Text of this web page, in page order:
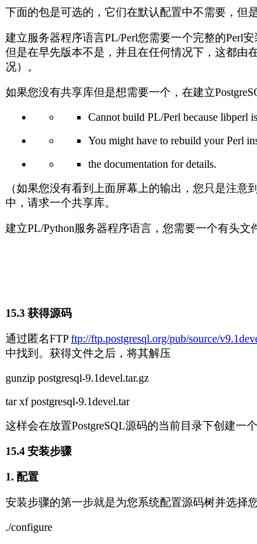
下面的包是可选的，它们在默认配置中不需要，但
建立服务器程序语言PL/Perl您需要一个完整的Perl
但是在早先版本不是，并且在任何情况下，这都由
况）。
如果您没有共享库但是想需要一个，在建立
Cannot build PL/Perl because libperl
You might have to rebuild your Perl
the documentation for details.
（如果您没有看到上面屏幕上的输出，您只是注意
中，请求一个共享库。
建立PL/Python服务器程序语言，您需要一个有头文
15.3 获得源码
通过匿名FTPftp://ftp.postgresql.org/pub/source/
中找到。获得文件之后，将其解压
gunzip postgresql-9.1devel.tar.gz
tar xf postgresql-9.1devel.tar
这样会在放置PostgreSQL源码的当前目录下创建一
15.4 安装步骤
1. 配置
安装步骤的第一步就是为您系统配置源码树并选择
./configure